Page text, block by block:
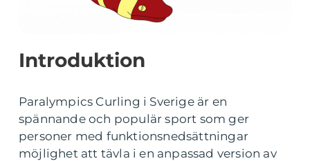
Introduktion
Paralympics Curling i Sverige är en
spännande och populär sport som ger
personer med funktionsnedsättningar
möjlighet att tävla i en anpassad version av